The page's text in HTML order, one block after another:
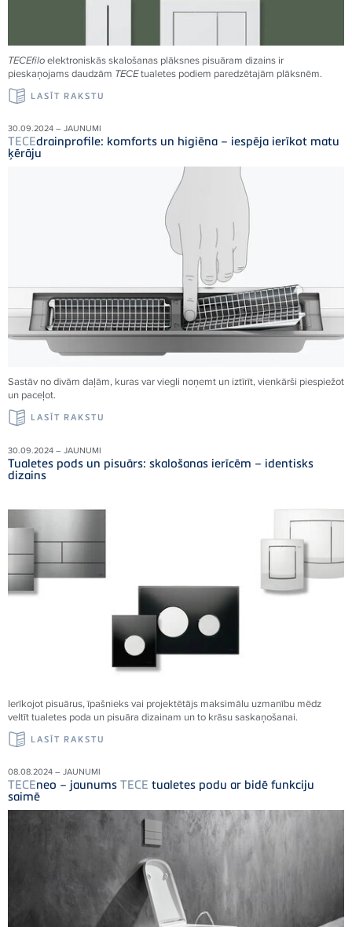
TECEfiloelektroniskās skalošanas plāksnes pisuāram dizains ir
pieskaņojams daudzām TECEtualetes podiem paredzētajām plāksnēm.
LASĪT RAKSTU
30.09.2024 – JAUNUMI
TECEdrainprofile: komforts un higiēna – iespēja ierīkot matu
ķērāju
Sastāv no divām daļām, kuras var viegli noņemt un iztīrīt, vienkārši piespiežot
un paceļot.
LASĪT RAKSTU
30.09.2024 – JAUNUMI
Tualetes pods un pisuārs: skalošanas ierīcēm – identisks
dizains
Ierīkojot pisuārus, īpašnieks vai projektētājs maksimālu uzmanību mēdz
veltīt tualetes poda un pisuāra dizainam un to krāsu saskaņošanai.
LASĪT RAKSTU
08.08.2024 – JAUNUMI
TECEneo – jaunums TECE tualetes podu ar bidē funkciju
saimē